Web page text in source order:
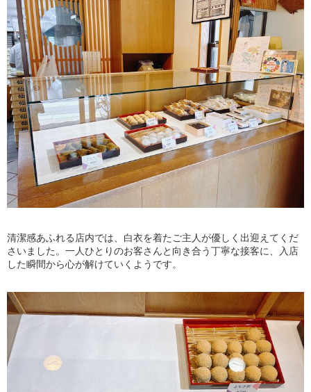
清潔感あふれる店内では、白衣を着たご主人が優しく出迎えてくだ
さいました。一人ひとりのお客さんと向き合う丁寧な接客に、入店
した瞬間から心が解けていくようです。